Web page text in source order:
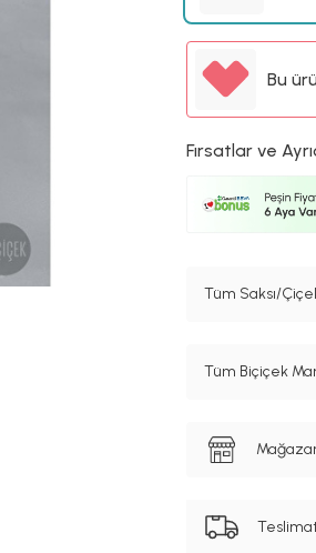
Bu
Fırsatlar ve
Tüm Saksı/
Tüm Biçiçek